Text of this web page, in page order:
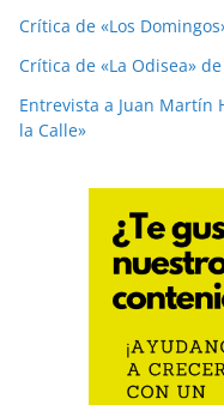
Crítica de «Los
Crítica de «La Odisea»
Entrevista a Juan Martín
la Calle»